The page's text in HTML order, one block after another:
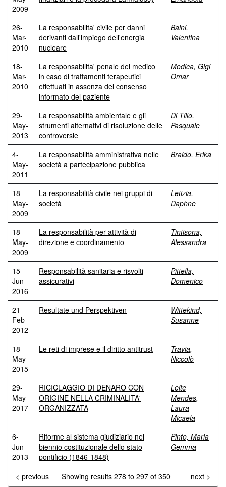
2009
26-
Mar-
2010
La responsabilita' civile per danni
derivanti dall'impiego dell'energia
nucleare
Baini,
Valentina
18-
Mar-
2010
La responsabilita' penale del medico
in caso di trattamenti terapeutici
effettuati in assenza del consenso
informato del paziente
Modica, Gigi
Omar
29-
May-
2013
La responsabilità ambientale e gli
strumenti alternativi di risoluzione delle
controversie
Di Tillo,
Pasquale
4-
May-
2011
La responsabilità amministrativa nelle
società a partecipazione pubblica
Braido, Erika
18-
May-
2009
La responsabilità civile nei gruppi di
società
Letizia,
Daphne
18-
May-
2009
La responsabilità per attività di
direzione e coordinamento
Tintisona,
Alessandra
15-
Jun-
2016
Responsabilità sanitaria e risvolti
assicurativi
Pittella,
Domenico
21-
Feb-
2012
Resultate und Perspektiven
Wittekind,
Susanne
18-
May-
2015
Le reti di imprese e il diritto antitrust
Travia,
Niccolò
29-
May-
2017
RICICLAGGIO DI DENARO CON
ORIGINE NELLA CRIMINALITA'
ORGANIZZATA
Leite
Mendes,
Laura
Micaela
6-
Jun-
2013
Riforme al sistema giudiziario nel
biennio costituzionale dello stato
pontificio (1846-1848)
Pinto, Maria
Gemma
Showing results 278 to 297 of 350
< previous next >